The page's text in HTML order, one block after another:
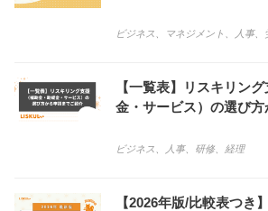
ビジネス マネジメント 人事、
【一覧表】リスキリン
金・サービス）の選び
ビジネス 人事、 研修 経理
【2026年版/比較表つき